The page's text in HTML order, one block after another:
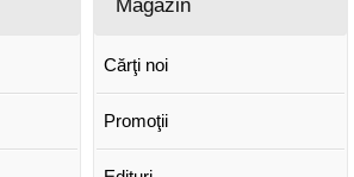
Magazin
Cărţi noi
Promoţii